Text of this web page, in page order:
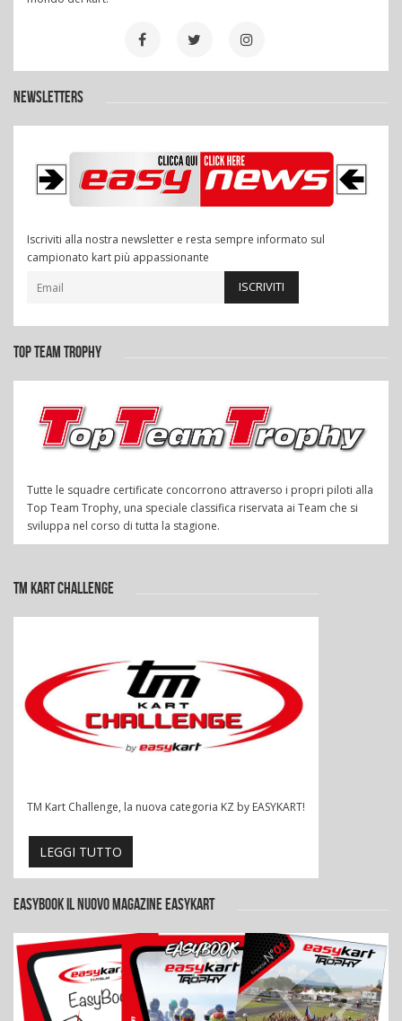
NEWSLETTERS
Iscriviti alla nostra newsletter e resta sempre informato sul
campionato kart più appassionante
ISCRIVITI
TOP TEAM TROPHY
Tutte le squadre certificate concorrono attraverso i propri piloti alla
Top Team Trophy, una speciale classifica riservata ai Team che si
sviluppa nel corso di tutta la stagione.
TM KART CHALLENGE
TM Kart Challenge, la nuova categoria KZ by EASYKART!
LEGGI TUTTO
EASYBOOK IL NUOVO MAGAZINE EASYKART